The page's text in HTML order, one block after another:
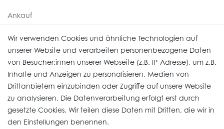
Ankauf
Uhren Service
Vertrag widerrufen
Informationen
Wir verwenden Cookies und ähnliche Technologien auf
unserer Website und verarbeiten personenbezogene Daten
von Besucher:innen unserer Webseite (z.B. IP-Adresse), um z.B.
Inhalte und Anzeigen zu personalisieren, Medien von
Drittanbietern einzubinden oder Zugriffe auf unsere Website
zu analysieren. Die Datenverarbeitung erfolgt erst durch
gesetzte Cookies. Wir teilen diese Daten mit Dritten, die wir in
den Einstellungen benennen.